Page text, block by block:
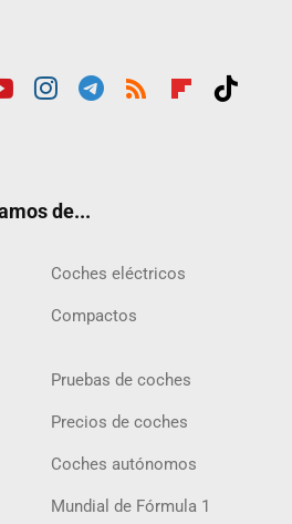
de...
Coches eléctricos
Compactos
Pruebas de coches
Precios de coches
Coches autónomos
Mundial de Fórmula 1